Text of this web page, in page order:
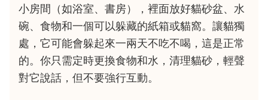
小房間（如浴室、書房），裡面放好貓砂盆、水
碗、食物和一個可以躲藏的紙箱或貓窩。讓貓獨
處，它可能會躲起來一兩天不吃不喝，這是正常
的。你只需定時更換食物和水，清理貓砂，輕聲
對它說話，但不要強行互動。